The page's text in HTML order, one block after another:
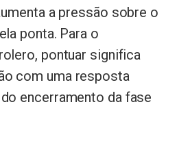
a pressão sobre o
ponta. Para o
pontuar significa
com uma resposta
encerramento da fase